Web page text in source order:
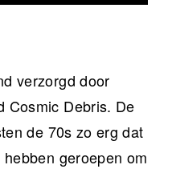
verzorgd door
Cosmic Debris. De
de 70s zo erg dat
geroepen om